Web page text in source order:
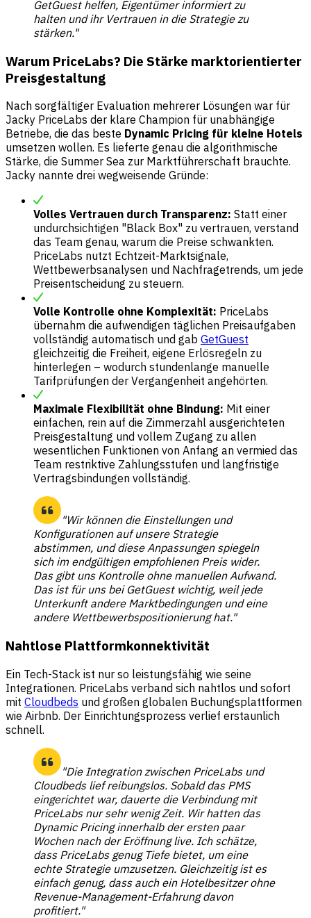
GetGuest helfen, Eigentümer informiert zu
halten und ihr Vertrauen in die Strategie zu
stärken."
Warum PriceLabs? Die Stärke marktorientierter
Preisgestaltung
Nach sorgfältiger Evaluation mehrerer Lösungen war für
Jacky PriceLabs der klare Champion für unabhängige
Betriebe, die das beste Dynamic Pricing für kleine Hotels
umsetzen wollen. Es lieferte genau die algorithmische
Stärke, die Summer Sea zur Marktführerschaft brauchte.
Jacky nannte drei wegweisende Gründe:
Volles Vertrauen durch Transparenz: Statt einer
undurchsichtigen "Black Box" zu vertrauen, verstand
das Team genau, warum die Preise schwankten.
PriceLabs nutzt Echtzeit-Marktsignale,
Wettbewerbsanalysen und Nachfragetrends, um jede
Preisentscheidung zu steuern.
Volle Kontrolle ohne Komplexität: PriceLabs
übernahm die aufwendigen täglichen Preisaufgaben
vollständig automatisch und gab GetGuest
gleichzeitig die Freiheit, eigene Erlösregeln zu
hinterlegen – wodurch stundenlange manuelle
Tarifprüfungen der Vergangenheit angehörten.
Maximale Flexibilität ohne Bindung: Mit einer
einfachen, rein auf die Zimmerzahl ausgerichteten
Preisgestaltung und vollem Zugang zu allen
wesentlichen Funktionen von Anfang an vermied das
Team restriktive Zahlungsstufen und langfristige
Vertragsbindungen vollständig.
"Wir können die Einstellungen und
Konfigurationen auf unsere Strategie
abstimmen, und diese Anpassungen spiegeln
sich im endgültigen empfohlenen Preis wider.
Das gibt uns Kontrolle ohne manuellen Aufwand.
Das ist für uns bei GetGuest wichtig, weil jede
Unterkunft andere Marktbedingungen und eine
andere Wettbewerbspositionierung hat."
Nahtlose Plattformkonnektivität
Ein Tech-Stack ist nur so leistungsfähig wie seine
Integrationen. PriceLabs verband sich nahtlos und sofort
mit Cloudbeds und großen globalen Buchungsplattformen
wie Airbnb. Der Einrichtungsprozess verlief erstaunlich
schnell.
"Die Integration zwischen PriceLabs und
Cloudbeds lief reibungslos. Sobald das PMS
eingerichtet war, dauerte die Verbindung mit
PriceLabs nur sehr wenig Zeit. Wir hatten das
Dynamic Pricing innerhalb der ersten paar
Wochen nach der Eröffnung live. Ich schätze,
dass PriceLabs genug Tiefe bietet, um eine
echte Strategie umzusetzen. Gleichzeitig ist es
einfach genug, dass auch ein Hotelbesitzer ohne
Revenue-Management-Erfahrung davon
profitiert."